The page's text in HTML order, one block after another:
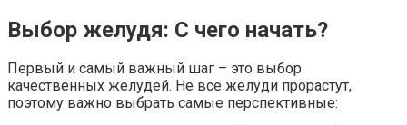
Выбор желудя: С чего начать?
Первый и самый важный шаг – это выбор
качественных желудей. Не все желуди прорастут,
поэтому важно выбрать самые перспективные: